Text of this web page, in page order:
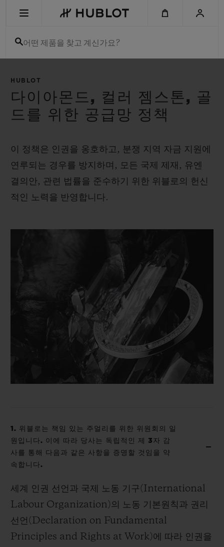
어떤 제품을 찾고 계신가요?
HUBLOT
다이아몬드, 컬러 젬스톤, 골
드를 위한 공급망 정책
이 정책은 인권을 옹호하고, 분쟁 지역 자금 지원에
연루되는 경우를 방지하며, 모든 국제 제재, 유엔
결의안, 관련 법률을 준수하기 위한 위블로의 헌신
적인 노력을 반영합니다.
1. 위블로는 책임 있는 주얼리를 위한 위원회의 일
원입니다. 이에 따라 당사는 독립적인 제 3자 감
사를 통해 다음과 같은 사항을 증명할 것임을 약
속합니다.
세계 인권 선언과 국제 노동 기구(International
Labour Organization)의 노동 기본원칙과 권리
선언(Declaration on Fundamental
Principles and Rights at Work)에 따라 인권을
최근 검색이 없습니다
신제품
빅뱅 빅뱅 스피릿 오브 빅
휴블로티스타 및 연장 보증
예상 배송일
기프트 파우치